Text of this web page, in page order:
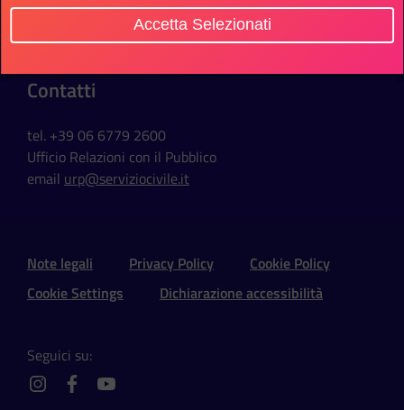
Via della Ferratella in Laterano, 51
00184 Roma - Italia
Contatti
tel. +39 06 6779 2600
Ufficio Relazioni con il Pubblico
email urp@serviziocivile.it
Sezione Link Utili e Social
Note legali Privacy Policy
Cookie Policy
Cookie Settings
Dichiarazione accessibilità
Seguici su:
instagramfacebookyoutube
Accetta Selezionati